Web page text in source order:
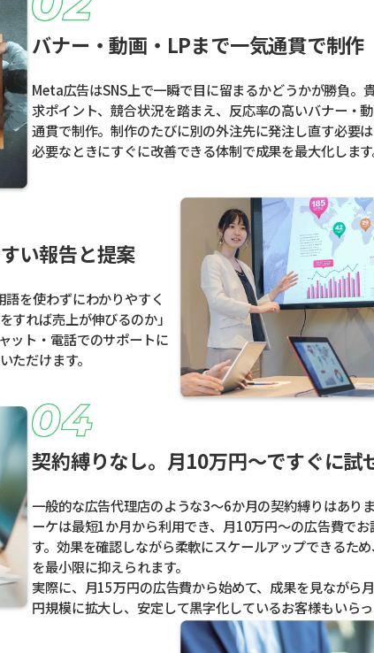
バナー・動画・LPまで一気通貫で制作
Meta広告はSNS上で一瞬で目に留まるかどうかが勝負。
求ポイント、競合状況を踏まえ、反応率の高いバナー・
通貫で制作。制作のたびに別の外注先に発注し直す必要は
必要なときにすぐに改善できる体制で成果を最大化します
い報告と提案
を使わずにわかりやすく
すれば売上が伸びるのか」
ット・電話でのサポートに
ただけます。
契約縛りなし。月10万円〜ですぐに試
一般的な広告代理店のような3〜6か月の契約縛りはあり
ーケは最短1か月から利用でき、月10万円〜の広告費でお
す。効果を確認しながら柔軟にスケールアップできるた
を最小限に抑えられます。
実際に、月15万円の広告費から始めて、成果を見ながら
円規模に拡大し、安定して黒字化しているお客様もいらっ